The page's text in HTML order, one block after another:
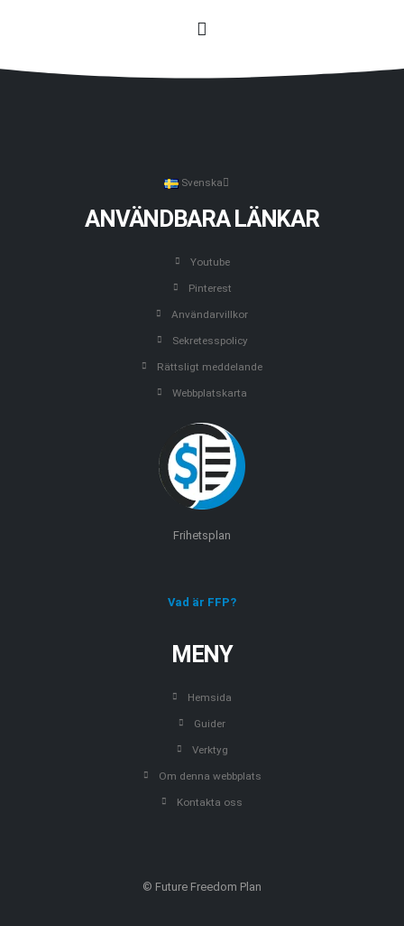
Svenska
ANVÄNDBARA LÄNKAR
Youtube
Pinterest
Användarvillkor
Sekretesspolicy
Rättsligt meddelande
Webbplatskarta
Frihetsplan
Vad är FFP?
MENY
Hemsida
Guider
Verktyg
Om denna webbplats
Kontakta oss
© Future Freedom Plan